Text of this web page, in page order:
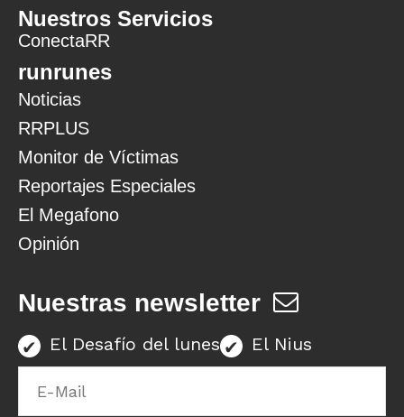
Nuestros Servicios
ConectaRR
runrunes
Noticias
RRPLUS
Monitor de Víctimas
Reportajes Especiales
El Megafono
Opinión
Nuestras newsletter
El Desafío del lunes El Nius